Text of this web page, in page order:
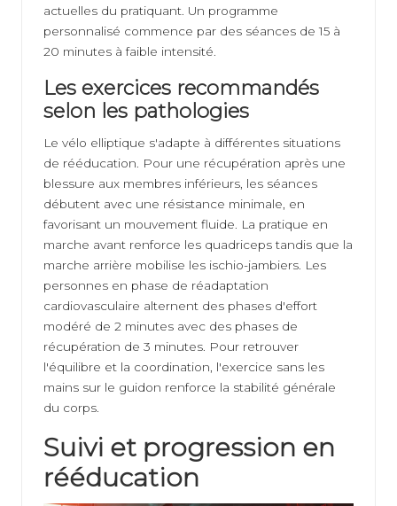
actuelles du pratiquant. Un programme
personnalisé commence par des séances de 15 à
20 minutes à faible intensité.
Les exercices recommandés
selon les pathologies
Le vélo elliptique s'adapte à différentes situations
de rééducation. Pour une récupération après une
blessure aux membres inférieurs, les séances
débutent avec une résistance minimale, en
favorisant un mouvement fluide. La pratique en
marche avant renforce les quadriceps tandis que la
marche arrière mobilise les ischio-jambiers. Les
personnes en phase de réadaptation
cardiovasculaire alternent des phases d'effort
modéré de 2 minutes avec des phases de
récupération de 3 minutes. Pour retrouver
l'équilibre et la coordination, l'exercice sans les
mains sur le guidon renforce la stabilité générale
du corps.
Suivi et progression en
rééducation